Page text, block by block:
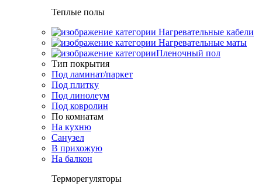
Теплые полы
Нагревательные кабели
Нагревательные маты
Пленочный пол
Тип покрытия
Под ламинат/паркет
Под плитку
Под линолеум
Под ковролин
По комнатам
На кухню
Санузел
В прихожую
На балкон
Терморегуляторы